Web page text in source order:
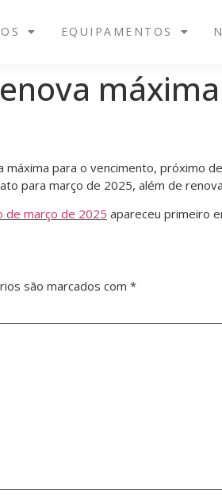
EQUIPAMENTOS
para o vencimento, próximo
para março de 2025, além de
de março de 2025 apareceu primeiro
são marcados com *